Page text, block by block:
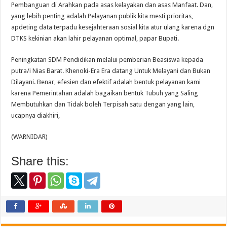
Pembanguan di Arahkan pada asas kelayakan dan asas Manfaat. Dan,
yang lebih penting adalah Pelayanan publik kita mesti prioritas,
apdeting data terpadu kesejahteraan sosial kita atur ulang karena dgn
DTKS kekinian akan lahir pelayanan optimal, papar Bupati.
Peningkatan SDM Pendidikan melalui pemberian Beasiswa kepada
putra/i Nias Barat. Khenoki-Era Era datang Untuk Melayani dan Bukan
Dilayani. Benar, efesien dan efektif adalah bentuk pelayanan kami
karena Pemerintahan adalah bagaikan bentuk Tubuh yang Saling
Membutuhkan dan Tidak boleh Terpisah satu dengan yang lain,
ucapnya diakhiri,
(WARNIDAR)
Share this: